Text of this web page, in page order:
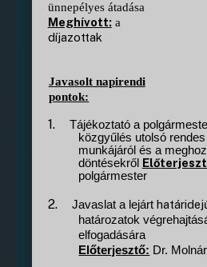
ünnepélyes átadása
Meghívott: a
díjazottak
Javasolt napirendi
pontok:
1.
Tájékoztató a
közgyűlés utolsó
munkájáról és a
döntésekről
polgármester
2. Javaslat a lejárt
határozatok
elfogadására
Előterjesztő: Dr.